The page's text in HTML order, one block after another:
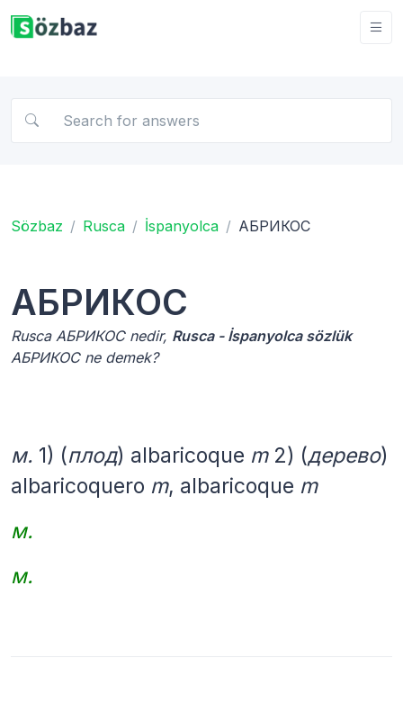
Sözbaz Rusca İspanyolca АБРИКОС
АБРИКОС
Rusca АБРИКОС nedir, Rusca - İspanyolca sözlük
АБРИКОС ne demek?
м. 1) (плод) albaricoque m2) (дерево)
albaricoquero m, albaricoque m
м.
м.